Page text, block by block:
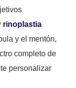
rinoplastia
y el mentón,
completo de
personalizar